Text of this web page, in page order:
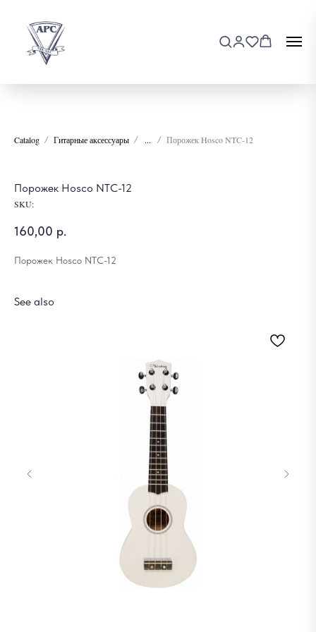
Catalog Гитарные аксессуары ... Порожек Hosco NTC-12
Порожек Hosco NTC-12
SKU:
160,00 р.
Порожек Hosco NTC-12
See also